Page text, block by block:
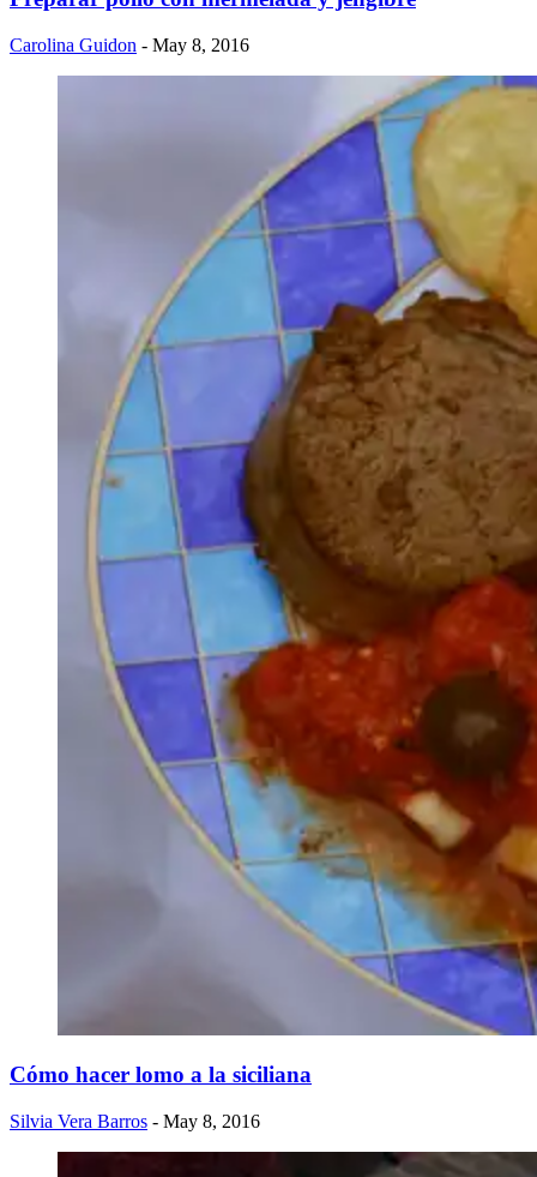
Carolina Guidon - May 8, 2016
Cómo hacer lomo a la siciliana
Silvia Vera Barros - May 8, 2016